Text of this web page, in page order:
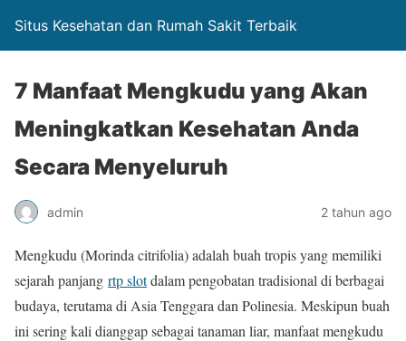
Situs Kesehatan dan Rumah Sakit Terbaik
7 Manfaat Mengkudu yang Akan
Meningkatkan Kesehatan Anda
Secara Menyeluruh
admin 2 tahun ago
Mengkudu (Morinda citrifolia) adalah buah tropis yang memiliki
sejarah panjang rtp slotdalam pengobatan tradisional di berbagai
budaya, terutama di Asia Tenggara dan Polinesia. Meskipun buah
ini sering kali dianggap sebagai tanaman liar, manfaat mengkudu